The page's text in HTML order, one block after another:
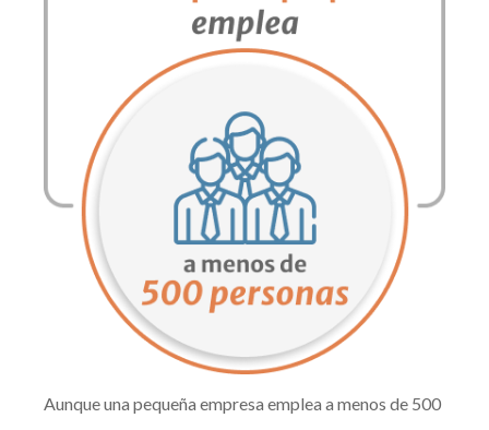
Aunque una pequeña empresa emplea a menos de 500